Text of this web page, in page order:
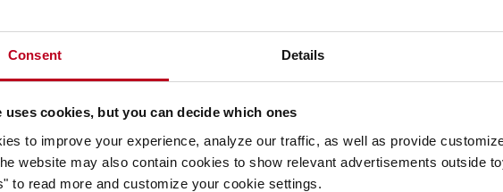
Consent Details
uses cookies, but you can decide which ones
to improve your experience, analyze our traffic, as well as provide
website may also contain cookies to show relevant advertisements outside
to read more and customize your cookie settings.
wenn Sie ein Gebrauchtgerät kaufen
bezahlen?